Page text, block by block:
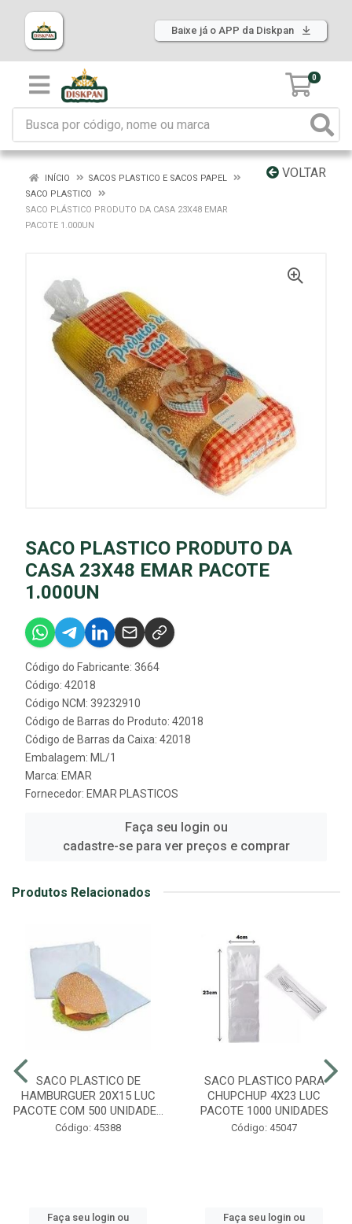
Baixe já o APP da Diskpan
0
VOLTAR
INÍCIO
SACOS PLASTICO E SACOS PAPEL
SACO PLASTICO
SACO PLÁSTICO PRODUTO DA CASA 23X48 EMAR
PACOTE 1.000UN
SACO PLASTICO PRODUTO DA
CASA 23X48 EMAR PACOTE
1.000UN
Código do Fabricante: 3664
Código: 42018
Código NCM: 39232910
Código de Barras do Produto: 42018
Código de Barras da Caixa: 42018
Embalagem: ML/1
Marca: EMAR
Fornecedor: EMAR PLASTICOS
Faça seu login ou
cadastre-se para ver preços e comprar
Produtos Relacionados
SACO PLASTICO DE
HAMBURGUER 20X15 LUC
PACOTE COM 500 UNIDADE...
Código: 45388
Faça seu login ou
SACO PLASTICO PARA
CHUPCHUP 4X23 LUC
PACOTE 1000 UNIDADES
Código: 45047
Faça seu login ou